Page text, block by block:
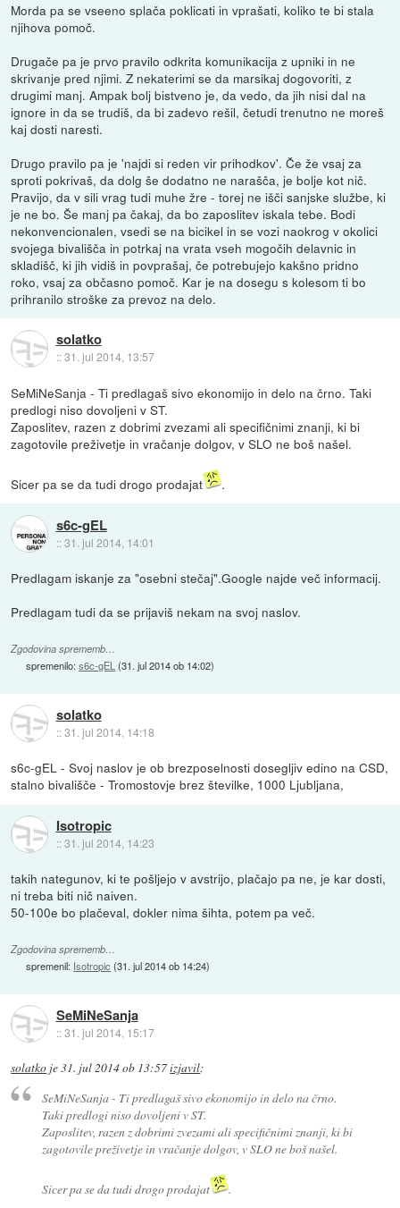
Morda pa se vseeno splača poklicati in vprašati, koliko te bi stala
njihova pomoč.
Drugače pa je prvo pravilo odkrita komunikacija z upniki in ne
skrivanje pred njimi. Z nekaterimi se da marsikaj dogovoriti, z
drugimi manj. Ampak bolj bistveno je, da vedo, da jih nisi dal na
ignore in da se trudiš, da bi zadevo rešil, četudi trenutno ne moreš
kaj dosti naresti.
Drugo pravilo pa je 'najdi si reden vir prihodkov'. Če že vsaj za
sproti pokrivaš, da dolg še dodatno ne narašča, je bolje kot nič.
Pravijo, da v sili vrag tudi muhe žre - torej ne išči sanjske službe, ki
je ne bo. Še manj pa čakaj, da bo zaposlitev iskala tebe. Bodi
nekonvencionalen, vsedi se na bicikel in se vozi naokrog v okolici
svojega bivališča in potrkaj na vrata vseh mogočih delavnic in
skladišč, ki jih vidiš in povprašaj, če potrebujejo kakšno pridno
roko, vsaj za občasno pomoč. Kar je na dosegu s kolesom ti bo
prihranilo stroške za prevoz na delo.
solatko
::31. jul 2014, 13:57
SeMiNeSanja - Ti predlagaš sivo ekonomijo in delo na črno. Taki
predlogi niso dovoljeni v ST.
Zaposlitev, razen z dobrimi zvezami ali specifičnimi znanji, ki bi
zagotovile preživetje in vračanje dolgov, v SLO ne boš našel.
Sicer pa se da tudi drogo prodajat .
s6c-gEL
::31. jul 2014, 14:01
Predlagam iskanje za "osebni stečaj".Google najde več informacij.
Predlagam tudi da se prijaviš nekam na svoj naslov.
Zgodovina sprememb…
spremenilo:s6c-gEL(31. jul 2014 ob 14:02)
solatko
::31. jul 2014, 14:18
s6c-gEL - Svoj naslov je ob brezposelnosti dosegljiv edino na CSD,
stalno bivališče - Tromostovje brez številke, 1000 Ljubljana,
Isotropic
::31. jul 2014, 14:23
takih nategunov, ki te pošljejo v avstrijo, plačajo pa ne, je kar dosti,
ni treba biti nič naiven.
50-100e bo plačeval, dokler nima šihta, potem pa več.
Zgodovina sprememb…
spremenil: Isotropic (31. jul 2014 ob 14:24)
SeMiNeSanja
::31. jul 2014, 15:17
solatko je31. jul 2014 ob 13:57izjavil:
SeMiNeSanja - Ti predlagaš sivo ekonomijo in delo na črno.
Taki predlogi niso dovoljeni v ST.
Zaposlitev, razen z dobrimi zvezami ali specifičnimi znanji, ki bi
zagotovile preživetje in vračanje dolgov, v SLO ne boš našel.
Sicer pa se da tudi drogo prodajat .